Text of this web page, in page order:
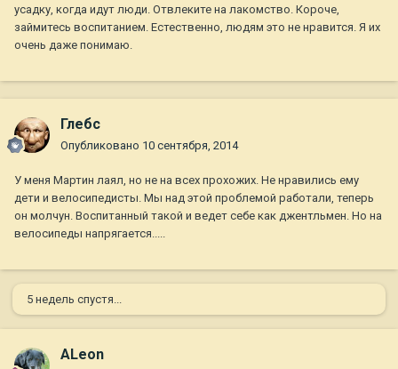
усадку, когда идут люди. Отвлеките на лакомство. Короче,
займитесь воспитанием. Естественно, людям это не нравится. Я их
очень даже понимаю.
Глебc
Опубликовано 10 сентября, 2014
У меня Мартин лаял, но не на всех прохожих. Не нравились ему
дети и велосипедисты. Мы над этой проблемой работали, теперь
он молчун. Воспитанный такой и ведет себе как джентльмен. Но на
велосипеды напрягается.....
5 недель спустя...
ALeon